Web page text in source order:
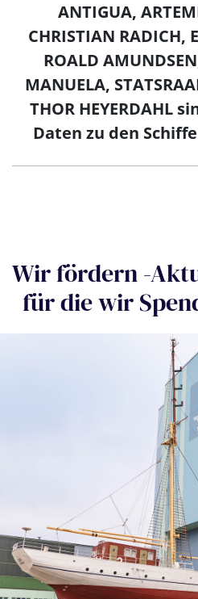
ANTIGUA,
CHRISTIAN RADICH,
ROALD
MANUELA,
THOR HEYERDAHL
Daten zu den
Wir fördern -
für die wir